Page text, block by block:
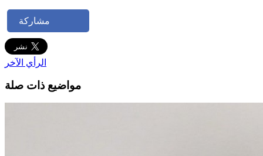
مشاركة
الرأي الآخر
مواضيع ذات صلة